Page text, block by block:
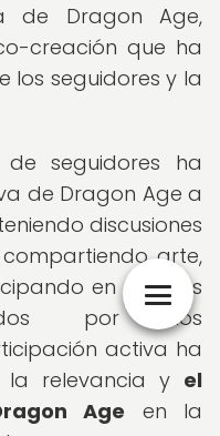
de Dragon Age,
creación que ha
los seguidores y la
seguidores ha
de Dragon Age a
discusiones
arte,
en eventos
por los
activa ha
relevancia y el
Age en la